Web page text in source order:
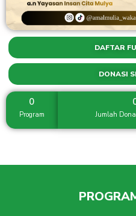
DAFTAR
DONASI
Program
0
Jumlah